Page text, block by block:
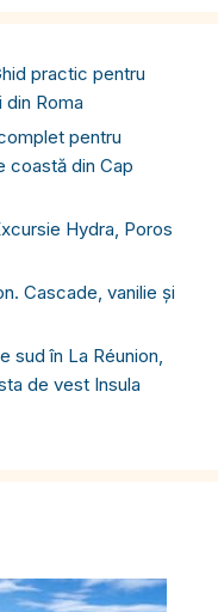
practic pentru
Roma
pentru
coastă din Cap
Hydra, Poros
Cascade, vanilie și
sud în La Réunion,
de vest Insula